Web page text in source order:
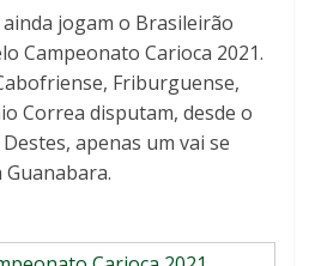
jogam o Brasileirão
Campeonato Carioca 2021.
Friburguense,
Correa disputam, desde o
apenas um vai se
Guanabara.